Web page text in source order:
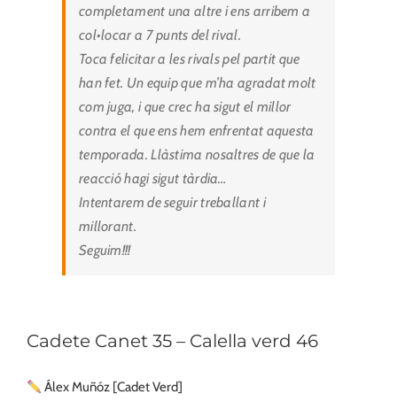
completament una altre i ens arribem a
col•locar a 7 punts del rival.
Toca felicitar a les rivals pel partit que
han fet. Un equip que m’ha agradat molt
com juga, i que crec ha sigut el millor
contra el que ens hem enfrentat aquesta
temporada. Llàstima nosaltres de que la
reacció hagi sigut tàrdia…
Intentarem de seguir treballant i
millorant.
Seguim!!!
Cadete Canet 35 – Calella verd 46
Álex Muñóz [Cadet Verd]